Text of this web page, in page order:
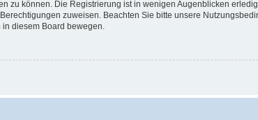
zu können. Die Registrierung ist in wenigen Augenblicken
zuweisen. Beachten Sie bitte unsere
diesem Board bewegen.